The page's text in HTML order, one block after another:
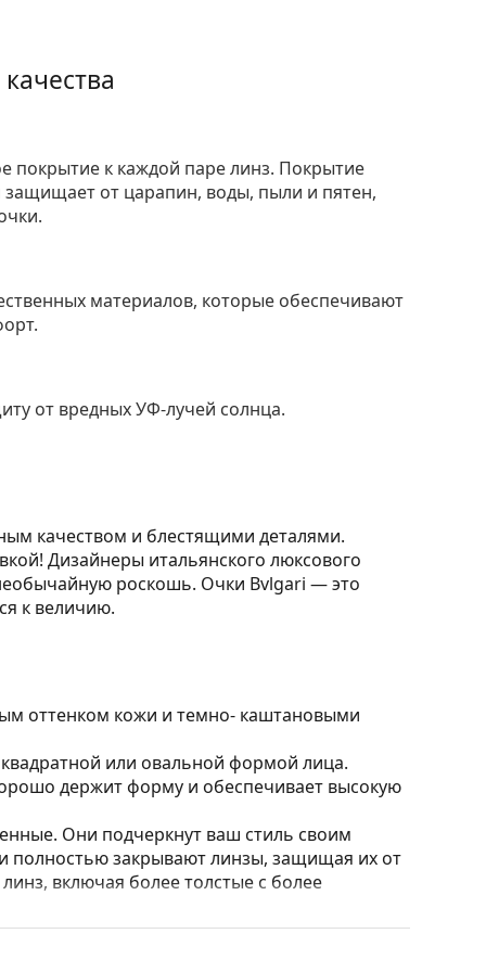
покрытие к каждой паре линз. Покрытие
от царапин, воды, пыли и пятен,
материалов, которые обеспечивают
от вредных УФ-лучей солнца.
качеством и блестящими деталями.
Дизайнеры итальянского люксового
роскошь. Очки Bvlgari — это
к величию.
оттенком кожи и темно- каштановыми
или овальной формой лица.
держит форму и обеспечивает высокую
Они подчеркнут ваш стиль своим
закрывают линзы, защищая их от
включая более толстые с более
положение и посадку очков для
всегда должна производиться